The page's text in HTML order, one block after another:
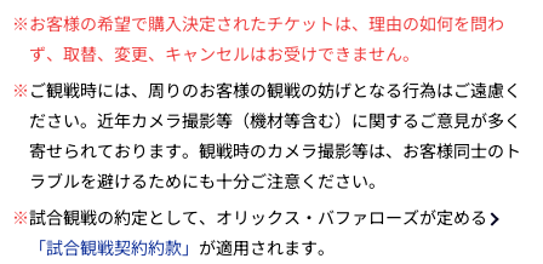
※お客様の希望で購入決定されたチケットは、理由の如何を問わ
ず、取替、変更、キャンセルはお受けできません。
※ ご観戦時には、周りのお客様の観戦の妨げとなる行為はご遠慮く
ださい。近年カメラ撮影等（機材等含む）に関するご意見が多く
寄せられております。観戦時のカメラ撮影等は、お客様同士のト
ラブルを避けるためにも十分ご注意ください。
※試合観戦の約定として、オリックス・バファローズが定める
「試合観戦契約約款」 が適用されます。